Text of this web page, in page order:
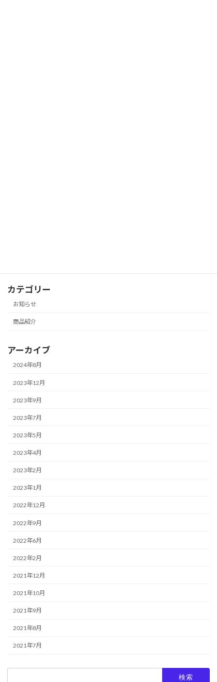
カテゴリー
お知らせ
商品紹介
アーカイブ
2024年8月
2023年12月
2023年9月
2023年7月
2023年5月
2023年4月
2023年2月
2023年1月
2022年12月
2022年9月
2022年6月
2022年2月
2021年12月
2021年10月
2021年9月
2021年8月
2021年7月